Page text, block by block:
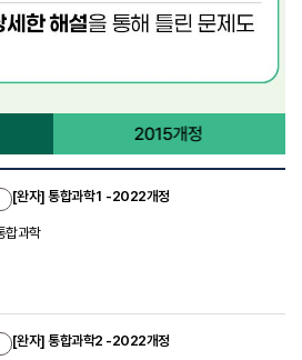
[완자] 통합과학1 -2022개정
합과학
[완자] 통합과학2 -2022개정